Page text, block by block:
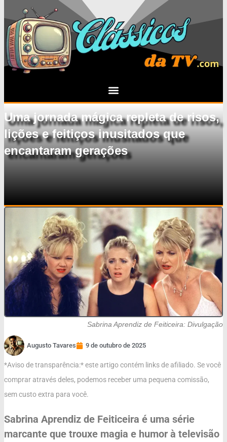
Uma jornada mágica repleta de risos,
lições e feitiços inusitados que
encantaram gerações
Sabrina Aprendiz de Feiticeira: Divulgação
Augusto Tavares 9 de outubro de 2025
*Aviso de transparência:* este artigo contém links de afiliado. Se você
comprar através deles, podemos receber uma pequena comissão,
sem custo extra para você.
Sabrina Aprendiz de Feiticeira é uma série
marcante que trouxe magia e humor à televisão